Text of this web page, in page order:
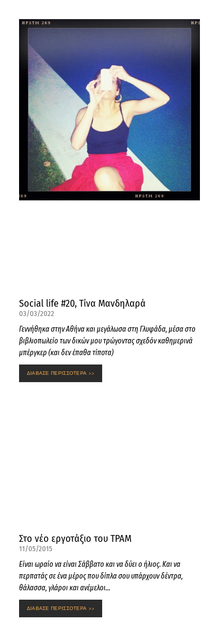
Social life #20, Τίνα Μανδηλαρά
03/03/2022
Γεννήθηκα στην Αθήνα και μεγάλωσα στη Γλυφάδα, μέσα στο
βιβλιοπωλείο των δικών μου τρώγοντας σχεδόν καθημερινά
μπέργκερ (και δεν έπαθα τίποτα)
ΔΙΑΒΑΣΕ ΠΕΡΙΣΣΟΤΕΡΑ >>
Στο νέο εργοτάξιο του ΤΡΑΜ
11/05/2015
Είναι ωραίο να είναι Σάββατο και να δύει ο ήλιος. Και να
περπατάς σε ένα μέρος που δίπλα σου υπάρχουν δέντρα,
θάλασσα, γλάροι και ανέμελοι…
ΔΙΑΒΑΣΕ ΠΕΡΙΣΣΟΤΕΡΑ >>